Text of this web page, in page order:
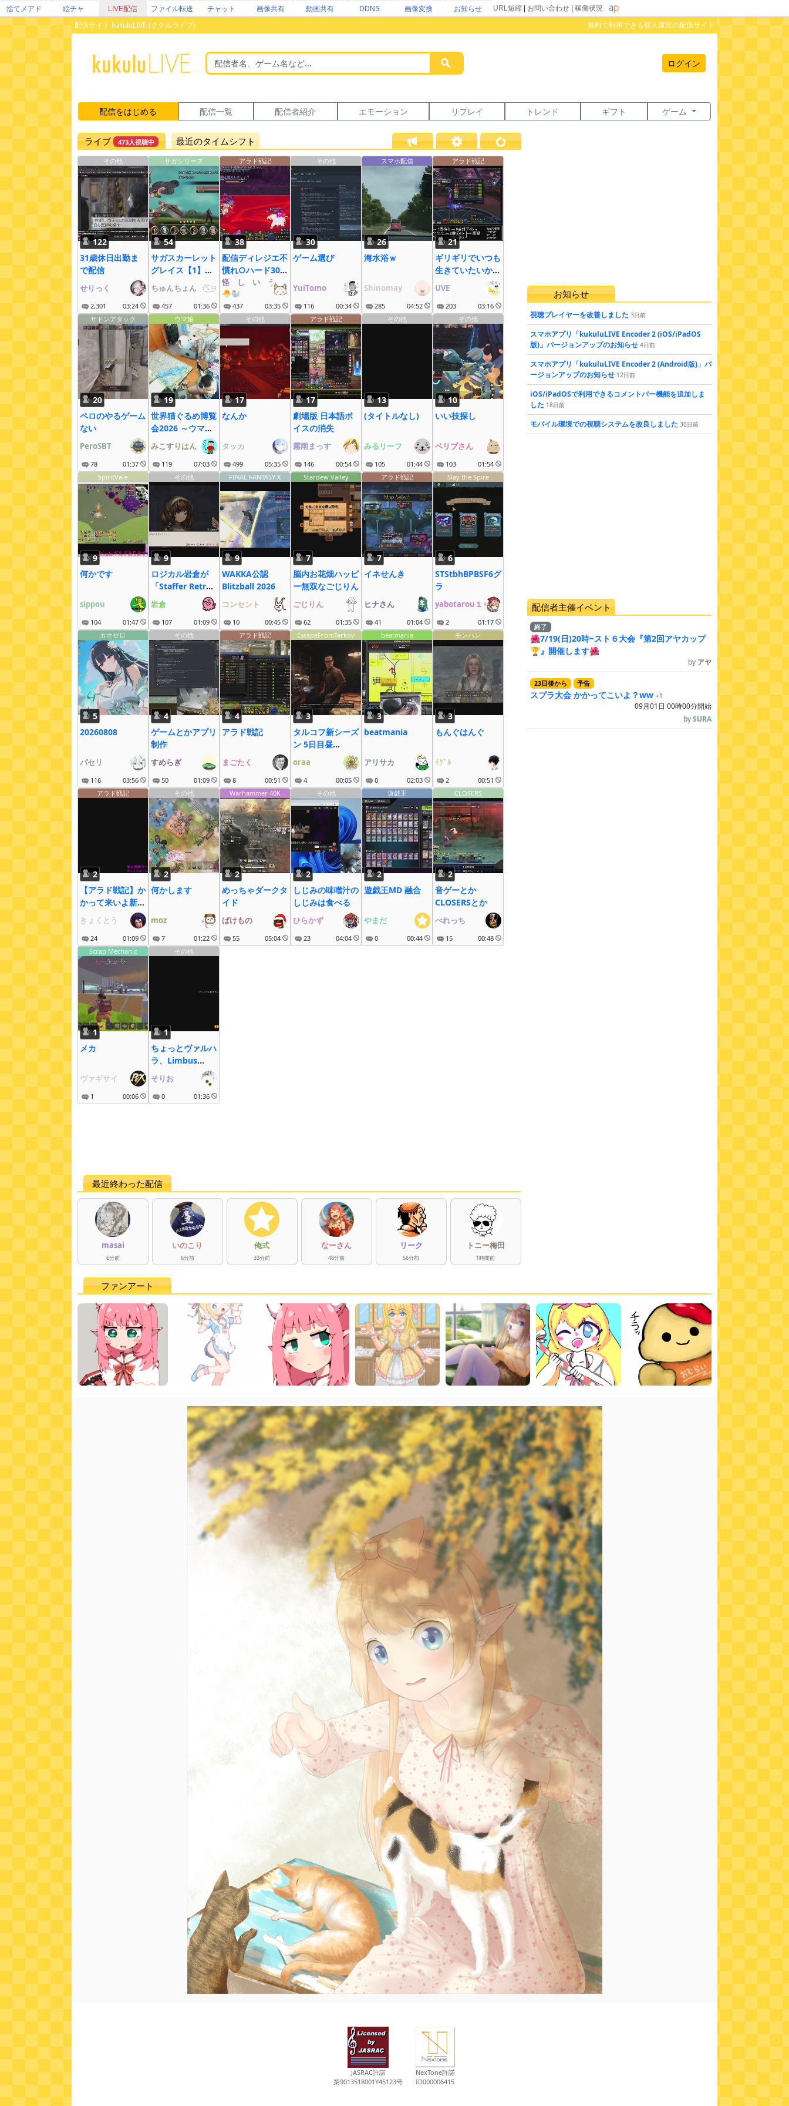
捨てメアド 絵チャ LIVE配信 ファイル転送 チャット 画像共有 動画共有 DDNS 画像変換 お知らせ URL短縮 お問い合わせ 稼働状況
配信サイト kukuluLIVE (ククルライブ) 無料で利用できる個人運営の配信サイト
ログイン
配信をはじめる 配信一覧 配信者紹介 エモーション リプレイ トレンド ギフト ゲーム
ライブ 473人視聴中 最近のタイムシフト
その他
122
31歳休日出勤ま
で配信
せりっく
2,301 03:24
サガシリーズ
54
サガスカーレット
グレイス【1】始
める！
ちゅんちょん
457 01:36
アラド戦記
38
配信ディレジエ不
慣れ○ハード30周
12：30～
怪゚し゚い゚う゚な゚ぎ゚
🐣🦭
437 03:35
その他
30
ゲーム選び
YuiTomo
116 00:34
スマホ配信
26
海水浴ｗ
Shinomay
285 04:52
アラド戦記
21
ギリギリでいつも
生きていたいか
ら.arad
UVE
203
03:16
サドンアタック
20
ペロのやるゲーム
ない
PeroSBT
78 01:37
ウマ娘
19
世界猫ぐるめ博覧
会2026 ～ウマ娘
も大疾走にゃ～
みこすりはん
119 07:03
その他
17
なんか
タッカ
499 05:35
アラド戦記
17
劇場版 日本語ボ
イスの消失
霧雨まっす
146 00:54
その他
13
(タイトルなし)
みるリーフ
105 01:44
その他
10
いい技探し
ベリブさん
103
01:54
SpiritVale
9
何かです
sippou
104 01:47
その他
9
ロジカル岩倉が
「Staffer Retro:
超能力推理クエス
ト」やるロジよ～
っ！
岩倉
107 01:09
FINAL FANTASY X
9
WAKKA公認
Blitzball 2026
コンセント
10 00:45
Stardew Valley
7
脳内お花畑ハッピ
ー無双なごじりん
ごじりん
62 01:35
アラド戦記
7
イネせんき
ヒナさん
41 01:04
Slay the Spire
6
STStbhBPBSF6グ
ラ
yabotarou１６
2
01:17
カオゼロ
5
20260808
パセリ
116 03:56
その他
4
ゲームとかアプリ
制作
すめらぎ
50 01:09
アラド戦記
4
アラド戦記
まごたく
8 00:51
EscapeFromTarkov
3
タルコフ新シーズ
ン 5日目昼
oraa
4 00:05
beatmania
3
beatmania
アリサカ
0 02:03
モンハン
3
もんぐはんぐ
ｲｸﾞﾙ
2
00:51
アラド戦記
2
【アラド戦記】か
かって来いよ新シ
ーズン！
きょくとう
24 01:09
その他
2
何かします
moz
7 01:22
Warhammer 40K
2
めっちゃダークタ
イド
ばけもの
55 05:04
その他
2
しじみの味噌汁の
しじみは食べる
ひらかず
23 04:04
遊戯王
2
遊戯王MD 融合
やまだ
0 00:44
CLOSERS
2
音ゲーとか
CLOSERSとか
べれっち
15
00:48
Scrap Mechanic
1
メカ
ヴァギサイ
1 00:06
その他
1
ちょっとヴァルハ
ラ、Limbus
Company
そりお
0 01:36
最近終わった配信
masai
6分前
いのこり
6分前
俺式
33分前
なーさん
48分前
リーク
56分前
トニー梅田
1時間前
お知らせ
視聴プレイヤーを改善しました 3日前
スマホアプリ「kukuluLIVE Encoder 2 (iOS/iPadOS
版)」バージョンアップのお知らせ 4日前
スマホアプリ「kukuluLIVE Encoder 2 (Android版)」バ
ージョンアップのお知らせ 12日前
iOS/iPadOSで利用できるコメントバー機能を追加しま
した 18日前
モバイル環境での視聴システムを改良しました 30日前
配信者主催イベント
終了
🌺7/19(日)20時~スト６大会『第2回アヤカップ
🏆』開催します🌺
by アヤ
23日後から 予告
スプラ大会 かかってこいよ？ww +1
09月01日 00時00分開始
bySURA
ファンアート
JASRAC許諾
第9013518001Y45123号
NexTone許諾
ID000006415